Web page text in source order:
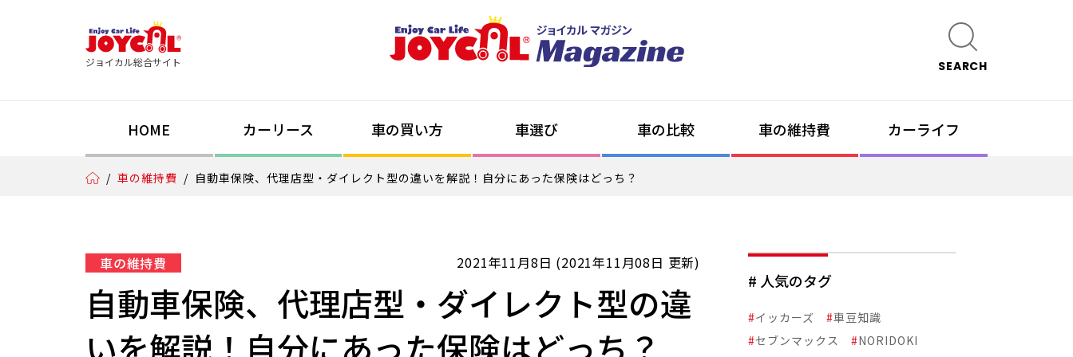
ジョイカル総合サイト SEARCH
HOME カーリース 車の買い方 車選び 車の比較 車の維持費 カーライフ
/ 車の維持費 / 自動車保険、代理店型・ダイレクト型の違いを解説！自分にあった保険はどっち？
車の維持費 2021年11月8日 (2021年11月08日 更新)
自動車保険、代理店型・ダイレクト型の違
いを解説！自分にあった保険はどっち？
# 人気のタグ
#イッカーズ #車豆知識
#セブンマックス #NORIDOKI